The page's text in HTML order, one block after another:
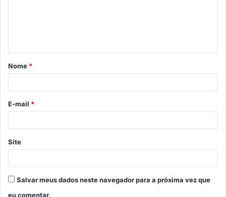
á
r
*
Nome *
E-mail *
Site
Salvar meus dados neste navegador para a próxima vez que
eu comentar.